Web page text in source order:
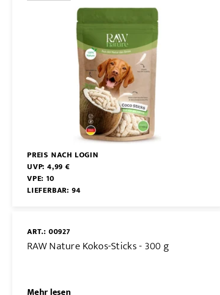
PREIS NACH LOGIN
UVP: 4,99 €
VPE: 10
LIEFERBAR: 94
ART.: 00927
RAW Nature Kokos-Sticks - 300 g